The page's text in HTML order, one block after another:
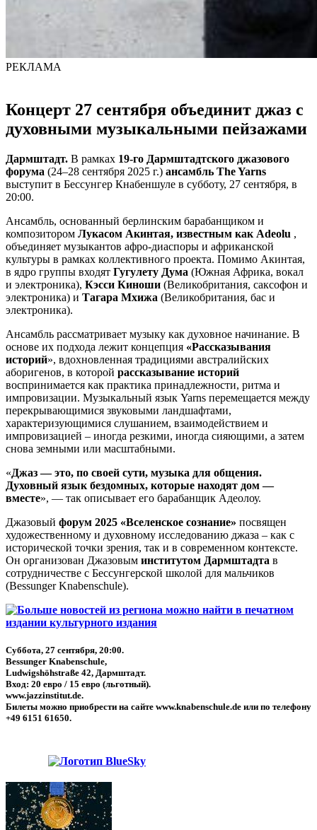
РЕКЛАМА
Концерт 27 сентября объединит джаз с
духовными музыкальными пейзажами
Дармштадт. В рамках 19-го Дармштадтского джазового
форума (24–28 сентября 2025 г.) ансамбль The Yarns
выступит в Бессунгер Кнабеншуле в субботу, 27 сентября, в
20:00.
Ансамбль, основанный берлинским барабанщиком и
композитором Лукасом Акинтая, известным как Adeolu ,
объединяет музыкантов афро-диаспоры и африканской
культуры в рамках коллективного проекта. Помимо Акинтая,
в ядро ​​группы входят Гугулету Дума (Южная Африка, вокал
и электроника), Кэсси Киноши (Великобритания, саксофон и
электроника) и Тагара Мхижа (Великобритания, бас и
электроника).
Ансамбль рассматривает музыку как духовное начинание. В
основе их подхода лежит концепция «Рассказывания
историй», вдохновленная традициями австралийских
аборигенов, в которой рассказывание историй
воспринимается как практика принадлежности, ритма и
импровизации. Музыкальный язык Yarns перемещается между
перекрывающимися звуковыми ландшафтами,
характеризующимися слушанием, взаимодействием и
импровизацией – иногда резкими, иногда сияющими, а затем
снова земными или масштабными.
«Джаз — это, по своей сути, музыка для общения.
Духовный язык бездомных, которые находят дом —
вместе», — так описывает его барабанщик Адеолоу.
Джазовый форум 2025 «Вселенское сознание» посвящен
художественному и духовному исследованию джаза – как с
исторической точки зрения, так и в современном контексте.
Он организован Джазовым институтом Дармштадта в
сотрудничестве с Бессунгерской школой для мальчиков
(Bessunger Knabenschule).
Суббота, 27 сентября, 20:00.
Bessunger Knabenschule,
Ludwigshöhstraße 42, Дармштадт.
Вход: 20 евро / 15 евро (льготный).
www.jazzinstitut.de.
Билеты можно приобрести на сайте www.knabenschule.de или по телефону
+49 6151 61650.